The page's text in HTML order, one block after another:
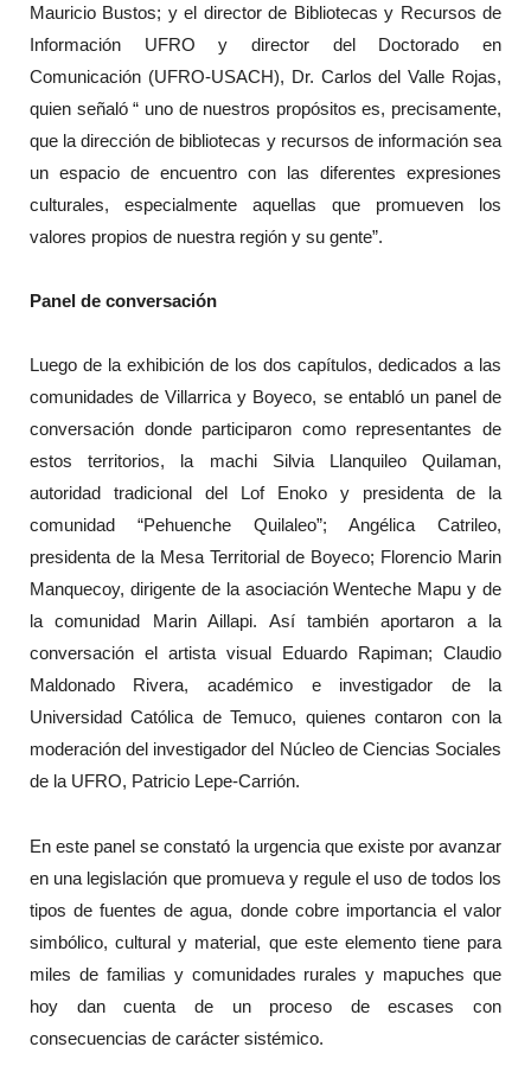
Mauricio Bustos; y el director de Bibliotecas y Recursos de
Información UFRO y director del Doctorado en
Comunicación (UFRO-USACH), Dr. Carlos del Valle Rojas,
quien señaló “ uno de nuestros propósitos es, precisamente,
que la dirección de bibliotecas y recursos de información sea
un espacio de encuentro con las diferentes expresiones
culturales, especialmente aquellas que promueven los
valores propios de nuestra región y su gente”.
Panel de conversación
Luego de la exhibición de los dos capítulos, dedicados a las
comunidades de Villarrica y Boyeco, se entabló un panel de
conversación donde participaron como representantes de
estos territorios, la machi Silvia Llanquileo Quilaman,
autoridad tradicional del Lof Enoko y presidenta de la
comunidad “Pehuenche Quilaleo”; Angélica Catrileo,
presidenta de la Mesa Territorial de Boyeco; Florencio Marin
Manquecoy, dirigente de la asociación Wenteche Mapu y de
la comunidad Marin Aillapi. Así también aportaron a la
conversación el artista visual Eduardo Rapiman; Claudio
Maldonado Rivera, académico e investigador de la
Universidad Católica de Temuco, quienes contaron con la
moderación del investigador del Núcleo de Ciencias Sociales
de la UFRO, Patricio Lepe-Carrión.
En este panel se constató la urgencia que existe por avanzar
en una legislación que promueva y regule el uso de todos los
tipos de fuentes de agua, donde cobre importancia el valor
simbólico, cultural y material, que este elemento tiene para
miles de familias y comunidades rurales y mapuches que
hoy dan cuenta de un proceso de escases con
consecuencias de carácter sistémico.